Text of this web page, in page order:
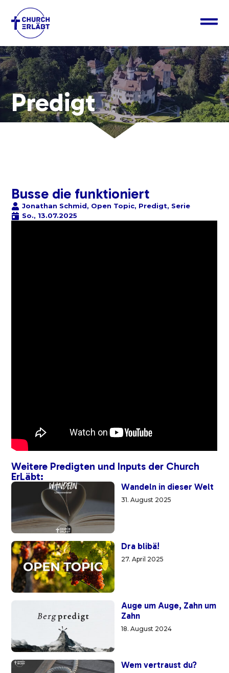
Predigt
Busse die funktioniert
Jonathan Schmid, Open Topic, Predigt, Serie
So., 13.07.2025
Weitere Predigten und Inputs der Church
ErLäbt:
Wandeln in dieser Welt
31. August 2025
Dra blibä!
27. April 2025
Auge um Auge, Zahn um
Zahn
18. August 2024
Wem vertraust du?